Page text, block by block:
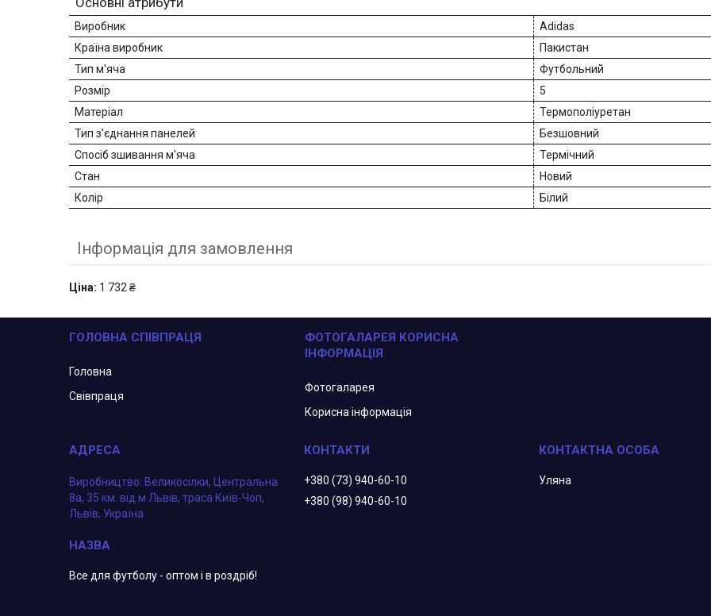
Виробник
Adidas
Країна виробник
Пакистан
Тип м'яча
Футбольний
Розмір
5
Матеріал
Термополіуретан
Тип з'єднання панелей
Безшовний
Спосіб зшивання м'яча
Термічний
Стан
Новий
Колір
Білий
Інформація для замовлення
Ціна: 1 732 ₴
ГОЛОВНА СПІВПРАЦЯ
Головна
Свівпраця
ФОТОГАЛАРЕЯ КОРИСНА
ІНФОРМАЦІЯ
Фотогаларея
Корисна інформація
Виробництво: Великосілки, Центральна
8а, 35 км. від м Львів, траса Київ-Чоп,
Львів, Україна
Все для футболу - оптом і в роздріб!
+380 (73) 940-60-10
+380 (98) 940-60-10
Уляна